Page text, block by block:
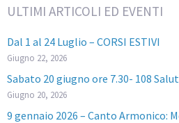
ULTIMI ARTICOLI ED EVENTI
Dal 1 al 24 Luglio – CORSI ESTIVI
Giugno 22, 2026
Sabato 20 giugno ore 7.30- 108
Giugno 20, 2026
9 gennaio 2026 – Canto Armonico: